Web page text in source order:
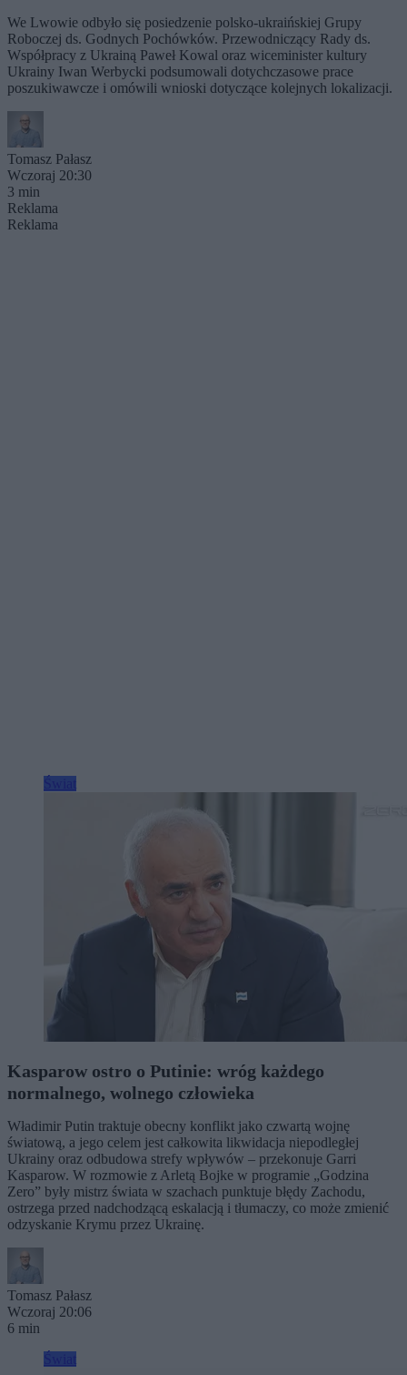
We Lwowie odbyło się posiedzenie polsko-ukraińskiej Grupy
Roboczej ds. Godnych Pochówków. Przewodniczący Rady ds.
Współpracy z Ukrainą Paweł Kowal oraz wiceminister kultury
Ukrainy Iwan Werbycki podsumowali dotychczasowe prace
poszukiwawcze i omówili wnioski dotyczące kolejnych lokalizacji.
Tomasz Pałasz
Wczoraj 20:30
3 min
Reklama
Reklama
Kasparow ostro o Putinie: wróg każdego
normalnego, wolnego człowieka
Władimir Putin traktuje obecny konflikt jako czwartą wojnę
światową, a jego celem jest całkowita likwidacja niepodległej
Ukrainy oraz odbudowa strefy wpływów – przekonuje Garri
Kasparow. W rozmowie z Arletą Bojke w programie „Godzina
Zero” były mistrz świata w szachach punktuje błędy Zachodu,
ostrzega przed nadchodzącą eskalacją i tłumaczy, co może zmienić
odzyskanie Krymu przez Ukrainę.
Tomasz Pałasz
Wczoraj 20:06
6 min